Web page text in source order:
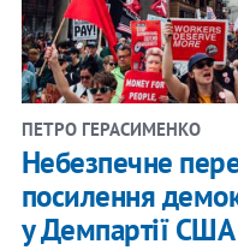
ПЕТРО ГЕРАСИМЕНКО
Небезпечне
посилення
у Демпартії США